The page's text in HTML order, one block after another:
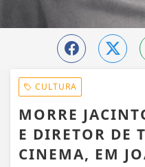
CULTURA
MORRE
E DIRETOR DE
CINEMA, EM